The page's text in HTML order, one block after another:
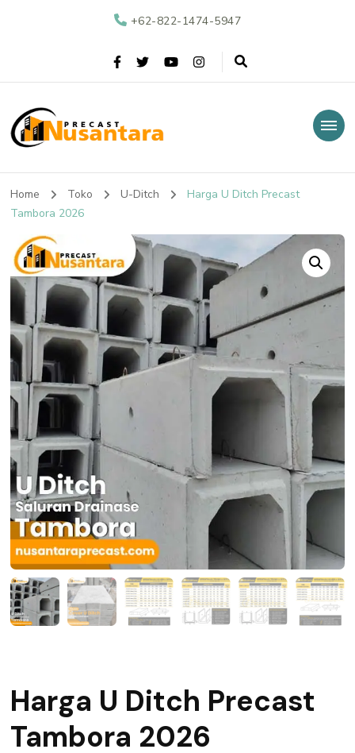
+62-822-1474-5947
Nusantara Precast
Home Toko U-Ditch
Harga U Ditch Precast
Tambora 2026
Harga U Ditch Precast
Tambora 2026